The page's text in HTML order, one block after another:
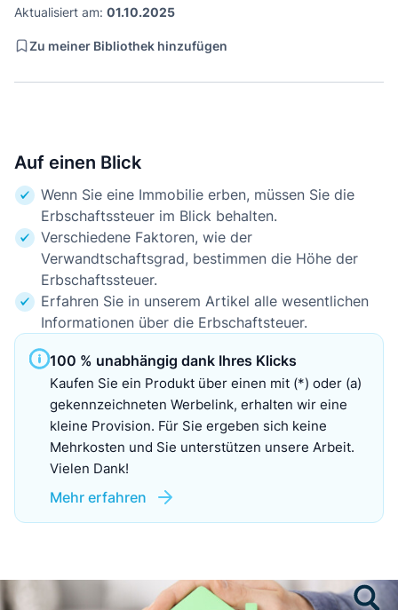
Aktualisiert am: 01.10.2025
Zu meiner Bibliothek hinzufügen
Auf einen Blick
Wenn Sie eine Immobilie erben, müssen Sie die
Erbschaftssteuer im Blick behalten.
Verschiedene Faktoren, wie der
Verwandtschaftsgrad, bestimmen die Höhe der
Erbschaftssteuer.
Erfahren Sie in unserem Artikel alle wesentlichen
Informationen über die Erbschaftsteuer.
100 % unabhängig dank Ihres Klicks
Kaufen Sie ein Produkt über einen mit (*) oder (a)
gekennzeichneten Werbelink, erhalten wir eine
kleine Provision. Für Sie ergeben sich keine
Mehrkosten und Sie unterstützen unsere Arbeit.
Vielen Dank!
Mehr erfahren